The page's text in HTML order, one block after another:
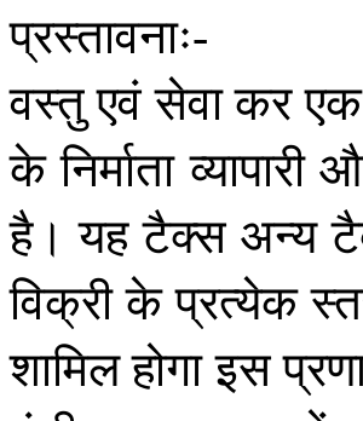
प्रस्तावनाः-
वस्तुएवंसेवाकरएक
के निर्माता व्यापारी
है। यह टैक्स अन्य
विक्रीकेप्रत्येक
शामिलहोगाइस